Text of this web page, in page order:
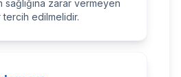
zarar vermeyen
edilmelidir.